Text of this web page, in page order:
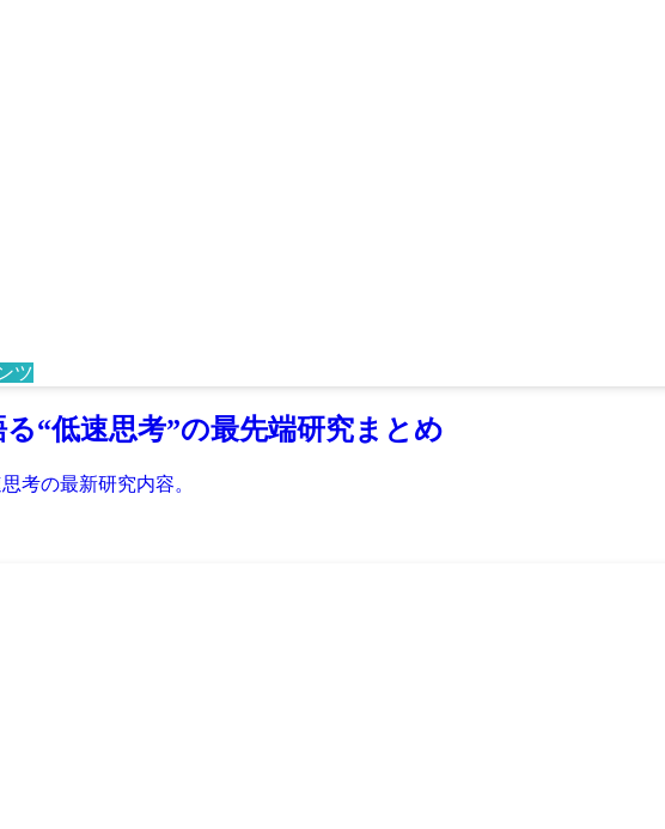
ツ
“低速思考”の最先端研究まとめ
考の最新研究内容。